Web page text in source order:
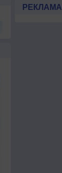
РЕКЛАМА